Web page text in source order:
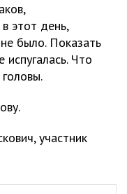
этот день,
было. Показать
Что
участник